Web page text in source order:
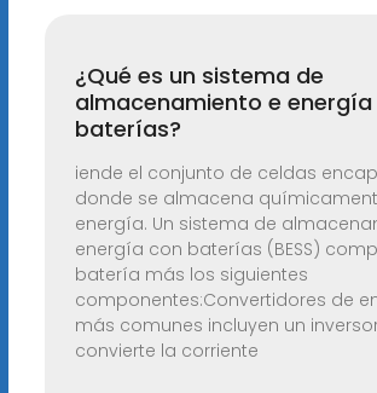
¿Qué es un sistema de
almacenamiento e energía
baterías?
iende el conjunto de celdas
donde se almacena
energía. Un sistema de
energía con baterías (BESS)
batería más los siguientes
componentes:Convertidores de
más comunes incluyen un
convierte la corriente